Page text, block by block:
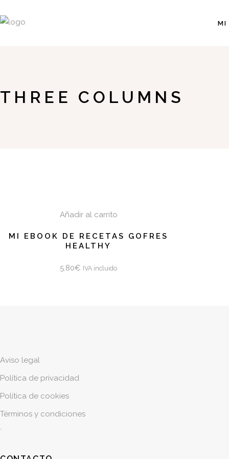
MI
THREE COLUMNS
Añadir al carrito
MI EBOOK DE RECETAS GOFRES
HEALTHY
5.80€ IVA incluido
Aviso legal
Política de privacidad
Política de cookies
Términos y condiciones
´